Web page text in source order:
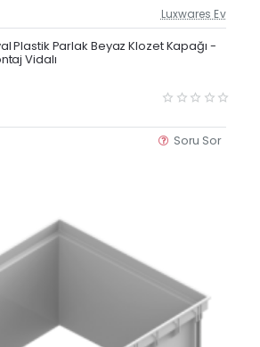
Güncel Fiyat
Yeni Ürün
Luxwares Ev
Plastik Parlak Beyaz Klozet Kapağı -
Vidalı
Soru Sor